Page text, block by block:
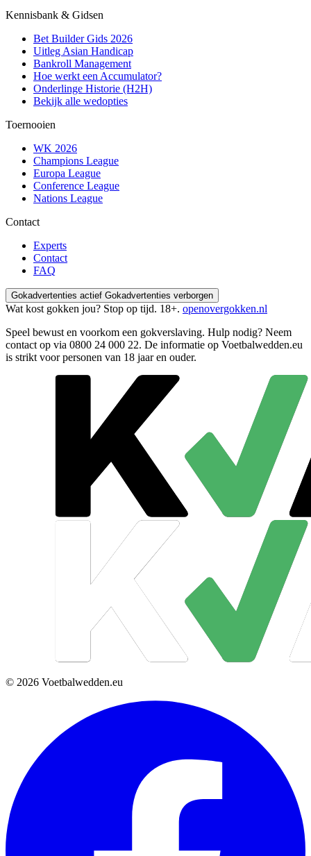
Kennisbank & Gidsen
Bet Builder Gids 2026
Uitleg Asian Handicap
Bankroll Management
Hoe werkt een Accumulator?
Onderlinge Historie (H2H)
Bekijk alle wedopties
Toernooien
WK 2026
Champions League
Europa League
Conference League
Nations League
Contact
Experts
Contact
FAQ
Gokadvertenties actief Gokadvertenties verborgen
Wat kost gokken jou? Stop op tijd. 18+. openovergokken.nl
Speel bewust en voorkom een gokverslaving. Hulp nodig? Neem
contact op via 0800 24 000 22. De informatie op Voetbalwedden.eu
is strikt voor personen van 18 jaar en ouder.
© 2026 Voetbalwedden.eu